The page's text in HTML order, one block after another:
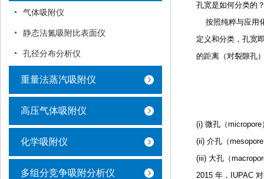
气体吸附仪
静态法氮吸附比表面仪
孔径分布分析仪
重量法蒸汽吸附仪
高压气体吸附仪
化学吸附仪
多组分竞争吸附分析仪
孔宽是如何分类的
    按照纯粹与
定义和分类， 孔宽
的距离（对裂隙孔
(i) 微孔（micropore
(ii) 介孔（
(iii) 大孔（
2015 年，IUPAC